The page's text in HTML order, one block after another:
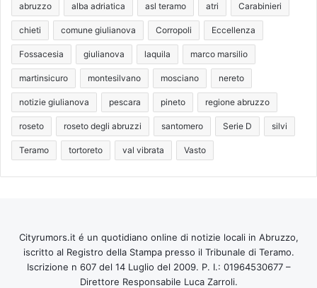
abruzzo alba adriatica asl teramo atri Carabinieri
chieti comune giulianova Corropoli Eccellenza
Fossacesia giulianova laquila marco marsilio
martinsicuro montesilvano mosciano nereto
notizie giulianova pescara pineto regione abruzzo
roseto roseto degli abruzzi santomero Serie D silvi
Teramo tortoreto val vibrata Vasto
Cityrumors.it é un quotidiano online di notizie locali in Abruzzo,
iscritto al Registro della Stampa presso il Tribunale di Teramo.
Iscrizione n 607 del 14 Luglio del 2009. P. I.: 01964530677 –
Direttore Responsabile Luca Zarroli.